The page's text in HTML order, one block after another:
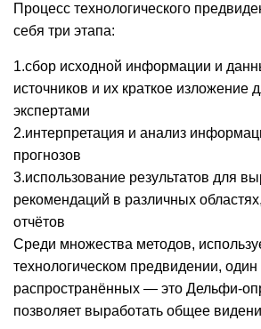
Процесс технологического
себя три этапа:
1.сбор исходной информации и
источников и их краткое изложение
экспертами
2.интерпретация и анализ
прогнозов
3.использование результатов для
рекомендаций в различных
отчётов
Среди множества методов,
технологическом предвидении,
распространённых — это Дельфи-
позволяет выработать общее